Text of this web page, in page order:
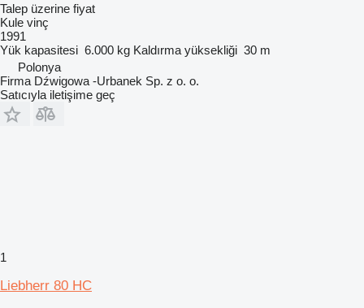
Talep üzerine fiyat
Kule vinç
1991
Yük kapasitesi 6.000 kg Kaldırma yüksekliği 30 m
Polonya
Firma Dźwigowa -Urbanek Sp. z o. o.
Satıcıyla iletişime geç
1
Liebherr 80 HC